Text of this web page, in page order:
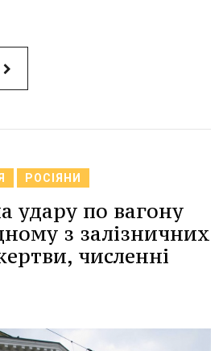
РОСІЯНИ
удару по вагону
з залізничних
численні